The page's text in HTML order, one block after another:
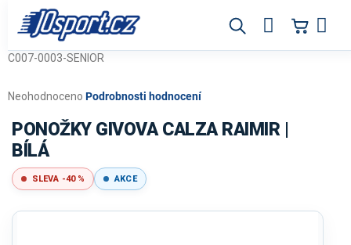
obsah
C007-0003-SENIOR
Průměrné
produktu
0,0
5
Neohodnoceno Podrobnosti hodnocení
PONOŽKY GIVOVA CALZA RAIMIR |
BÍLÁ
SLEVA -40 % AKCE